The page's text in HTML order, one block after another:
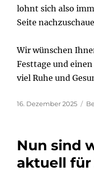
lohnt sich also
Seite
Wir wünschen
Festtage und
viel Ruhe und
Veröffentlicht
16. Dezember 2025
Nun sind
aktuell für